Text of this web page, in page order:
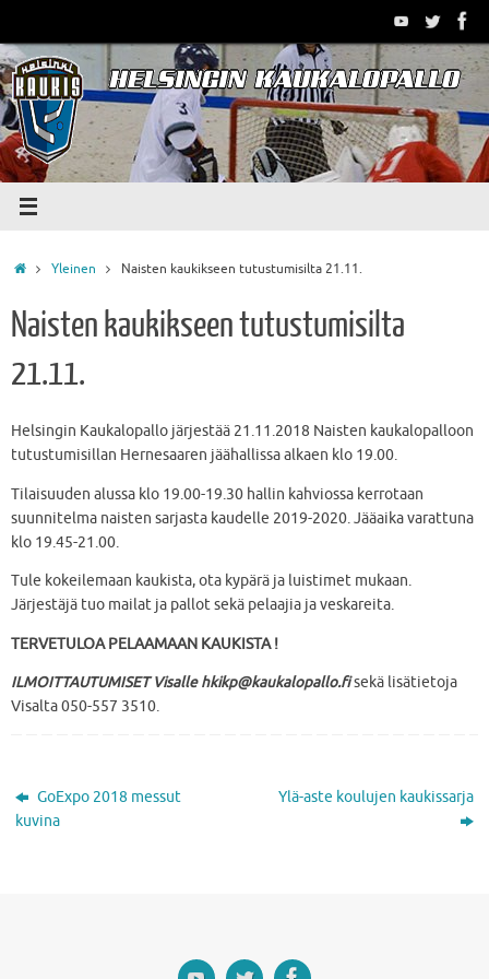
content
HomeYleinen Naisten kaukikseen tutustumisilta 21.11.
Naisten kaukikseen tutustumisilta
21.11.
Helsingin Kaukalopallo järjestää 21.11.2018 Naisten kaukalopalloon
tutustumisillan Hernesaaren jäähallissa alkaen klo 19.00.
Tilaisuuden alussa klo 19.00-19.30 hallin kahviossa kerrotaan
suunnitelma naisten sarjasta kaudelle 2019-2020. Jääaika varattuna
klo 19.45-21.00.
Tule kokeilemaan kaukista, ota kypärä ja luistimet mukaan.
Järjestäjä tuo mailat ja pallot sekä pelaajia ja veskareita.
TERVETULOA PELAAMAAN KAUKISTA !
ILMOITTAUTUMISET Visalle hkikp@kaukalopallo.fisekä lisätietoja
Visalta 050-557 3510.
GoExpo 2018 messut
kuvina
Ylä-aste koulujen kaukissarja